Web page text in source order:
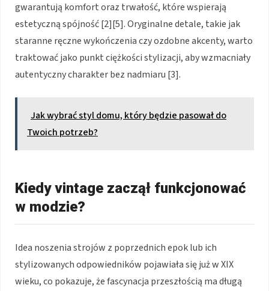
gwarantują komfort oraz trwałość, które wspierają
estetyczną spójność [2][5]. Oryginalne detale, takie jak
staranne ręczne wykończenia czy ozdobne akcenty, warto
traktować jako punkt ciężkości stylizacji, aby wzmacniały
autentyczny charakter bez nadmiaru [3].
Jak wybrać styl domu, który będzie pasował do
Twoich potrzeb?
Kiedy vintage zaczął funkcjonować
w modzie?
Idea noszenia strojów z poprzednich epok lub ich
stylizowanych odpowiedników pojawiała się już w XIX
wieku, co pokazuje, że fascynacja przeszłością ma długą